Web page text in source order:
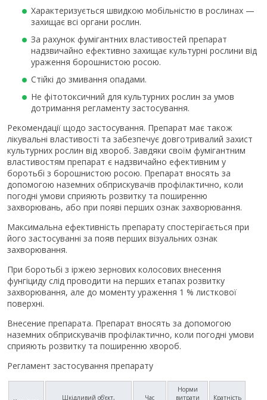
Характеризується швидкою мобільністю в рослинах —
захищає всі органи рослин.
За рахунок фумігантних властивостей препарат
надзвичайно ефективно захищає культурні рослини від
ураження борошнистою росою.
Стійкі до змивання опадами.
Не фітотоксичний для культурних рослин за умов
дотримання регламенту застосування.
Рекомендації щодо застосування. Препарат має також
лікувальні властивості та забезпечує довготривалий захист
культурних рослин від хвороб. Завдяки своїм фумігантним
властивостям препарат є надзвичайно ефективним у
боротьбі з борошнистою росою. Препарат вносять за
допомогою наземних обприскувачів профілактично, коли
погодні умови сприяють розвитку та поширенню
захворювань, або при появі перших ознак захворювання.
Максимальна ефективність препарату спостерігається при
його застосуванні за появ перших візуальних ознак
захворювання.
При боротьбі з іржею зернових колосових внесення
фунгіциду слід проводити на перших етапах розвитку
захворювання, але до моменту ураження 1 % листкової
поверхні.
Внесение препарата. Препарат вносять за допомогою
наземних обприскувачів профілактично, коли погодні умови
сприяють розвитку та поширенню хвороб.
Регламент застосування препарату
Шкідливий об’єкт,
Час
Норми
витрати
Кратність